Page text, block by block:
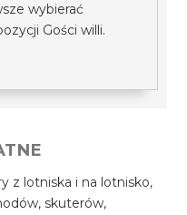
wybierać
Gości willi.
z lotniska i na lotnisko,
skuterów,